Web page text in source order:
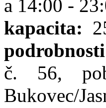
a 14:00 -
kapacita:
č. 56,
Bukovec/